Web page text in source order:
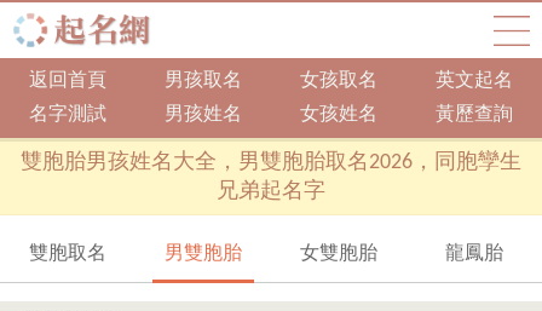
返回首頁 男孩取名 女孩取名
英文起名
名字測試
男孩姓名 女孩姓名 黃歷查詢
雙胞胎男孩姓名大全，男雙胞胎取名2026，同胞孿生
兄弟起名字
雙胞取名 男雙胞胎 女雙胞胎 龍鳳胎